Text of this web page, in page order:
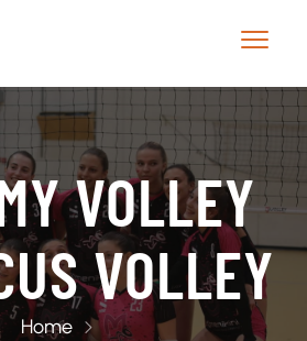
VOLLEY
VOLLEY
Home